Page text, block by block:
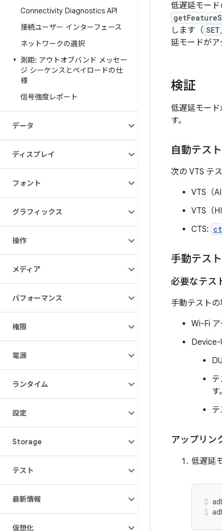
Connectivity Diagnostics API
接続ユーザー インターフェース
ネットワークの選択
測距: アウトオブバンド メッセー
ジ シーケンスとペイロードの仕
様
信号強度レポート
データ
ディスプレイ
フォント
グラフィックス
操作
メディア
パフォーマンス
権限
電源
ランタイム
設定
Storage
テスト
最新情報
仮想化
低遅延モード
します（
延モードがア
検証
低遅延モー
す。
自動テスト
次の VTS テ
VTS（
VTS（
CTS:
手動テスト
必要なテス
手動テストの
Wi-Fi ア
Device-
す。
テ
アップリン
低遅延